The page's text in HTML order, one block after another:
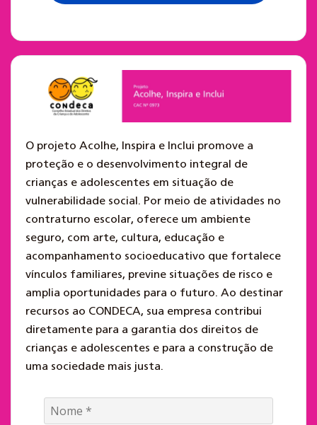
O projeto Acolhe, Inspira e Inclui promove a
proteção e o desenvolvimento integral de
crianças e adolescentes em situação de
vulnerabilidade social. Por meio de atividades no
contraturno escolar, oferece um ambiente
seguro, com arte, cultura, educação e
acompanhamento socioeducativo que fortalece
vínculos familiares, previne situações de risco e
amplia oportunidades para o futuro. Ao destinar
recursos ao CONDECA, sua empresa contribui
diretamente para a garantia dos direitos de
crianças e adolescentes e para a construção de
uma sociedade mais justa.